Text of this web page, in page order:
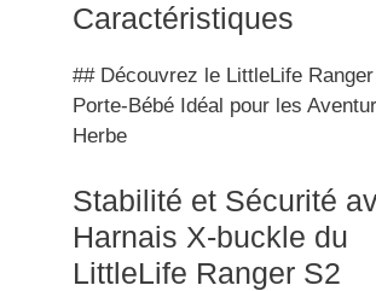
Caractéristiques
## Découvrez le LittleLife
Porte-Bébé Idéal pour les
Herbe
Stabilité et Sécurité
Harnais X-buckle du
LittleLife Ranger S2